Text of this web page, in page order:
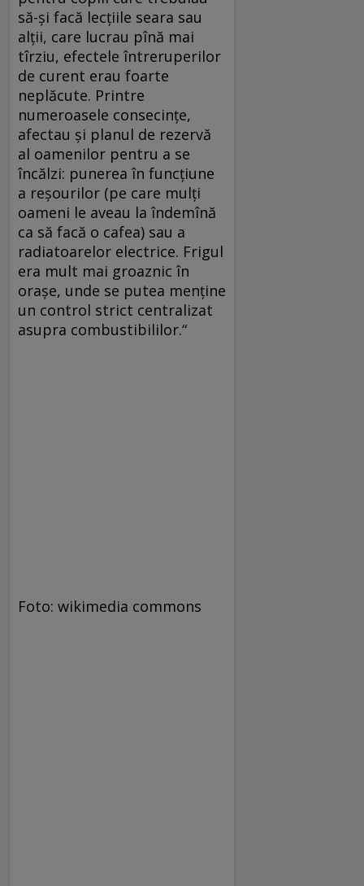
să-și facă lecțiile seara sau
alții, care lucrau pînă mai
tîrziu, efectele întreruperilor
de curent erau foarte
neplăcute. Printre
numeroasele consecințe,
afectau și planul de rezervă
al oamenilor pentru a se
încălzi: punerea în funcțiune
a reșourilor (pe care mulți
oameni le aveau la îndemînă
ca să facă o cafea) sau a
radiatoarelor electrice. Frigul
era mult mai groaznic în
orașe, unde se putea menține
un control strict centralizat
asupra combustibililor.“
Foto: wikimedia commons